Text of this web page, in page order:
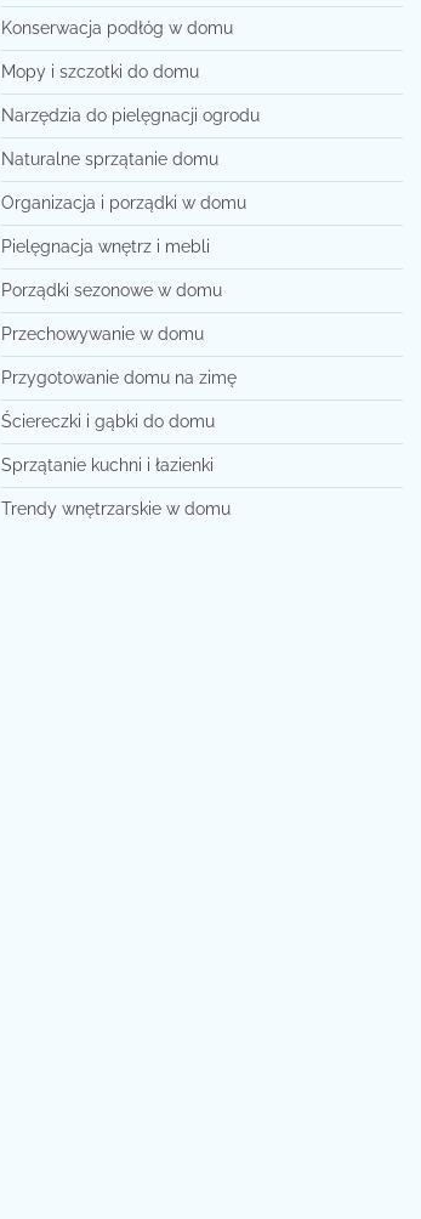
Konserwacja podłóg w domu
Mopy i szczotki do domu
Narzędzia do pielęgnacji ogrodu
Naturalne sprzątanie domu
Organizacja i porządki w domu
Pielęgnacja wnętrz i mebli
Porządki sezonowe w domu
Przechowywanie w domu
Przygotowanie domu na zimę
Ściereczki i gąbki do domu
Sprzątanie kuchni i łazienki
Trendy wnętrzarskie w domu